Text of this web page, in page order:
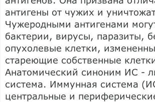
антигены от чужих и
Чужеродными антигенами
бактерии, вирусы, паразиты,
опухолевые клетки,
стареющие собственные
Анатомический синоним ИС -
система. Иммунная система
центральные и